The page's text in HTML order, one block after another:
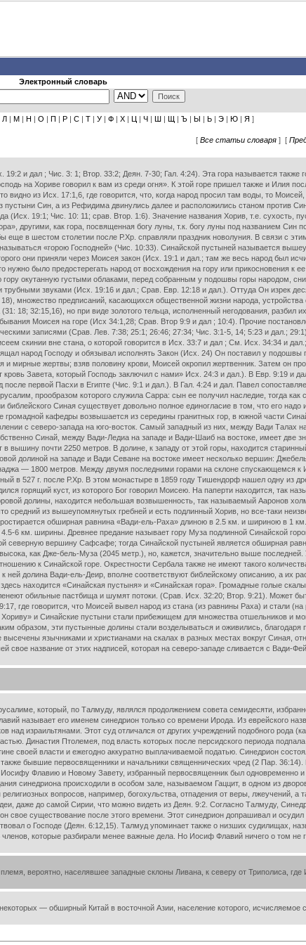
Электронный словарь
Л | М | Н | О | П | Р | С | Т | У | Ф | Х | Ц | Ч | Ш | Щ | Ъ | Ы | Ь | Э | Ю | Я ]
[ Все статьи словаря ] [
и дал ; Чис. 3: 1; Втор. 33:2; Деян. 7-30; Гал. 4:24). Эта гора называется также
на Хориве говорил к вам из среди огня». К этой горе пришел также и Илия
из Исх. 17:1,6, где говорится, что, когда народ просил там воды, то
Син, а из Рефидима двинулись далее и расположились станом против
(Исх. 19:1; Чис. 10: 11; срав. Втор. 1:6). Значение названия Хорив, т.е. сухость,
другими, как гора, посвященная богу луны, т.к. богу луны под названием Син
в шестом столетии после Р.Хр. справляли праздник новолуния. В связи с
«горою Господней» (Чис. 10:33). Синайской пустыней называется
они приняли через Моисея закон (Исх. 19:1 и дал.; там же весь народ был
было предостерегать народ от восхождения на гору или прикосновения к
окутанную густыми облаками, перед собранным у подошвы горы народом,
звуками (Исх. 19:16 и дал.; Срав. Евр. 12:18 и дал.). Оттуда Он изрек
множество предписаний, касающихся общественной жизни народа,
18; 32:15,16), но при виде золотого тельца, исполненный негодования, разбил
Моисея на горе (Исх 34:1,28; Срав. Втор 9:9 и дал ; 10:4). Прочие
записями (Срав. Лев. 7:38; 25:1; 26:46; 27:34; Чис. 3:1-5, 14; 5:23 и дал.;
скинии вне стана, о которой говорится в Исх. 33:7 и дал ; См. Исх. 34:34 и
народ Господу и обязывал исполнять Закон (Исх. 24) Он поставил у подошвы
мирные жертвы; взяв половину крови, Моисей окропил жертвенник. Затем он
Завета, который Господь заключил с нами» Исх. 24:3 и дал.). В Евр. 9:19 и
после первой Пасхи в Египте (Чис. 9:1 и дал.). В Гал. 4:24 и дал. Павел
прообразом которого служила Сарра: сын ее получил наследие, тогда
Синая существует довольно полное единогласие в том, что его надо
кафедры возвышается из середины гранитных гор, в южной части
с северо-запада на юго-восток. Самый западный из них, между Вади Талах
Синай, между Вади-Ледиа на западе и Вади-Шаиб на востоке, имеет две
почти 2250 метров. В долине, к западу от этой горы, находится
долиной на западе и Вади Севане на востоке имеет несколько вершин:
— 1800 метров. Между двумя последними горами на склоне спускающемся к
в 527 г. после Р.Хр. В этом монастыре в 1859 году Тишендорф нашел одну из
горящий куст, из которого Бог говорил Моисею. На паперти находится, так
долины, находится небольшая возвышенность, так называемый Ааронов
из вышеупомянутых гребней и есть подлинный Хорив, но все-таки
обширная равнина «Вади-ель-Раха» длиною в 2.5 км. и шириною в 1
6 км. ширины. Древнее предание называет гору Муза подлинной Синайской
северную вершину Сафсафе; тогда Синайской пустыней является обширная
как Дже-бель-Муза (2045 метр.), но, кажется, значительно выше
к Синайской горе. Окрестности Сербала также не имеют такого
долина Вади-ель-Деир, вполне соответствуют библейскому описанию, а их
находится «Синайская пустыня» и «Синайская гора». Громадные голые
обильные пастбища и шумят потоки. (Срав. Исх. 32:20; Втор. 9:21). Может
где говорится, что Моисей вывел народ из стана (из равнины Раха) и стали
и Синайские пустыни стали прибежищем для множества отшельников и
образом, эти пустынные долины стали возделываться и оживились,
язычниками и христианами на скалах в разных местах вокруг Синая,
свое название от этих надписей, которая на северо-западе сливается с Вади-
который, по Талмуду, являлся продолжением совета семидесяти,
называет его именем синедрион только со времени Ирода. Из еврейского
над израильтянами. Этот суд отличался от других учреждений подобного рода
Династия Птолемея, под власть которых после персидского периода
своей власти и ежегодно аккуратно выплачиваемой податью. Синедрион
бывшие первосвященники и начальники священнических чред (2 Пар.
Флавию и Новому Завету, избранный первосвященник был одновременно и
синедриона происходили в особом зале, называемом Гаццит, в одном из
вопросов, например, богохульства, отпадения от веры, лжеучений, а
даже до самой Сирии, что можно видеть из Деян. 9:2. Согласно Талмуду,
существование после этого времени. Этот синедрион допрашивал и
о Господе (Деян. 6:12,15). Талмуд упоминает также о низших судилищах,
которые разбирали менее важные дела. Но Иосиф Флавий ничего о том не
вероятно, населявшее западные склоны Ливана, к северу от Триполиса, где
— обширный Китай в восточной Азии, население которого, исчисляемое